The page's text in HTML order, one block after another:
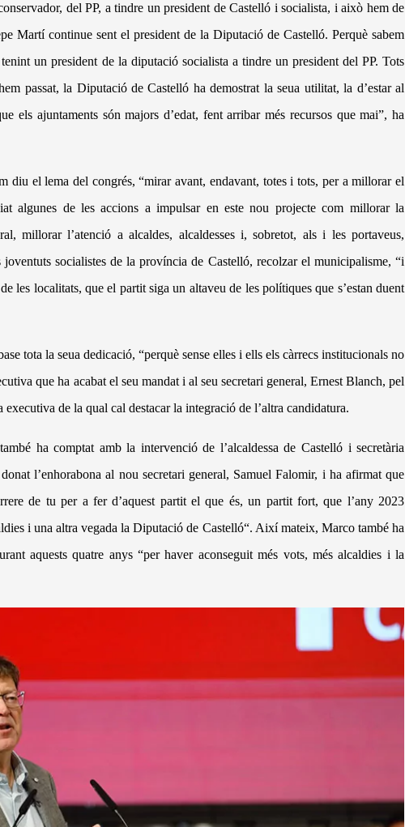
del PP, a tindre un president de Castelló i socialista, i això hem de
Martí continue sent el president de la Diputació de Castelló. Perquè sabem
un president de la diputació socialista a tindre un president del PP. Tots
passat, la Diputació de Castelló ha demostrat la seua utilitat, la d’estar al
els ajuntaments són majors d’edat, fent arribar més recursos que mai”, ha
diu el lema del congrés, “mirar avant, endavant, totes i tots, per a millorar el
algunes de les accions a impulsar en este nou projecte com millorar la
millorar l’atenció a alcaldes, alcaldesses i, sobretot, als i les portaveus,
joventuts socialistes de la província de Castelló, recolzar el municipalisme, “i
les localitats, que el partit siga un altaveu de les polítiques que s’estan duent
tota la seua dedicació, “perquè sense elles i ells els càrrecs institucionals no
que ha acabat el seu mandat i al seu secretari general, Ernest Blanch, pel
executiva de la qual cal destacar la integració de l’altra candidatura.
é ha comptat amb la intervencióde l’alcaldessa de Castelló i secretària
l’enhorabona al nou secretari general, Samuel Falomir, i ha afirmat que
de tu per a fer d’aquest partit el que és, un partit fort, que l’any 2023
i una altra vegada la Diputacióde Castelló“. Aixímateix, Marco tambéha
aquests quatre anys “per haver aconseguit més vots, més alcaldies i la